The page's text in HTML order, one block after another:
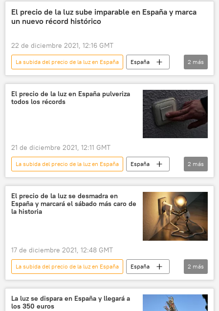
Aragón
energía solar
Teruel
📝 Reportajes
El precio de la luz sube imparable en España y marca
un nuevo récord histórico
22 de diciembre 2021, 12:16 GMT
La subida del precio de la luz en España
España
📈 Mercados y finanzas
electricidad
2 más
El precio de la luz en España pulveriza
todos los récords
21 de diciembre 2021, 12:11 GMT
La subida del precio de la luz en España
España
📈 Mercados y finanzas
electricidad
2 más
El precio de la luz se desmadra en
España y marcará el sábado más caro de
la historia
17 de diciembre 2021, 12:48 GMT
La subida del precio de la luz en España
España
📈 Mercados y finanzas
electricidad
2 más
La luz se dispara en España y llegará a
los 350 euros